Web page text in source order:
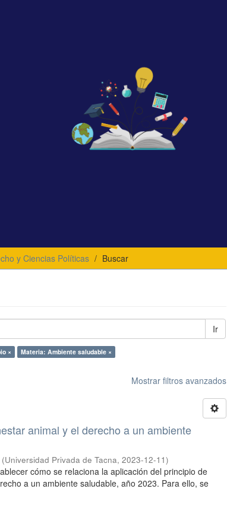
y Ciencias Políticas Buscar
Ir
×
Materia: Ambiente saludable ×
Mostrar filtros avanzados
animal y el derecho a un ambiente
(Universidad Privada de Tacna,2023-12-11)
cómo se relaciona la aplicación del principio de
a un ambiente saludable, año 2023. Para ello, se